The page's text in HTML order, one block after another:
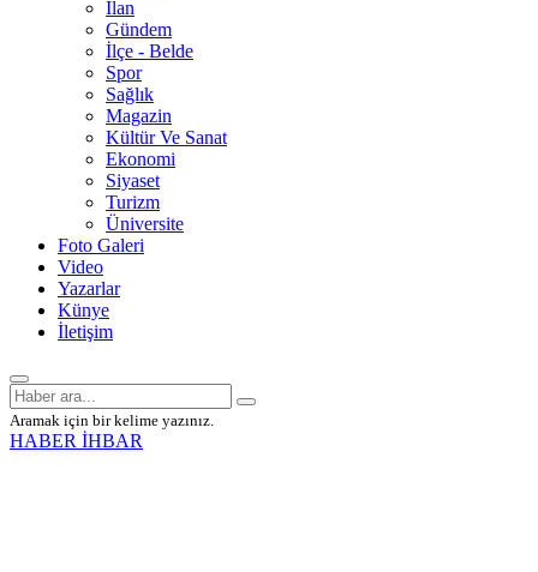
İlan
Gündem
İlçe - Belde
Spor
Sağlık
Magazin
Kültür Ve Sanat
Ekonomi
Siyaset
Turizm
Üniversite
Foto Galeri
Video
Yazarlar
Künye
İletişim
Aramak için bir kelime yazınız.
HABER İHBAR